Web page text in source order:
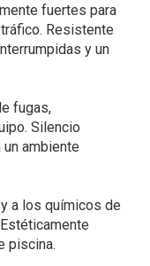
fuertes para
Resistente
y un
fugas,
Silencio
ambiente
a los químicos de
piscina.